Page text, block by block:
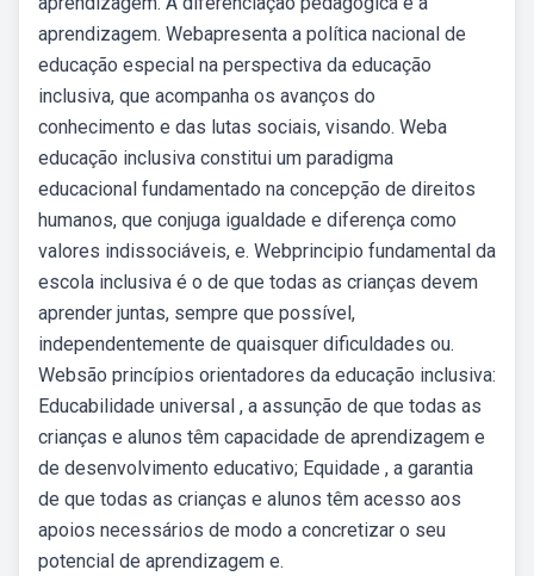
aprendizagem. Webapresenta a política nacional de
educação especial na perspectiva da educação
inclusiva, que acompanha os avanços do
conhecimento e das lutas sociais, visando. Weba
educação inclusiva constitui um paradigma
educacional fundamentado na concepção de direitos
humanos, que conjuga igualdade e diferença como
valores indissociáveis, e. Webprincipio fundamental da
escola inclusiva é o de que todas as crianças devem
aprender juntas, sempre que possível,
independentemente de quaisquer dificuldades ou.
Websão princípios orientadores da educação inclusiva:
Educabilidade universal , a assunção de que todas as
crianças e alunos têm capacidade de aprendizagem e
de desenvolvimento educativo; Equidade , a garantia
de que todas as crianças e alunos têm acesso aos
apoios necessários de modo a concretizar o seu
potencial de aprendizagem e.